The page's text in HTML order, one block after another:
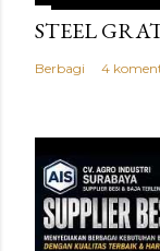
STEEL
Berbagi 4